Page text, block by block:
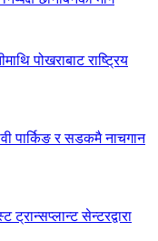
पोखराबाट राष्ट्रिय
पार्किङ र सडकमै नाचगान
सेन्टरद्वारा